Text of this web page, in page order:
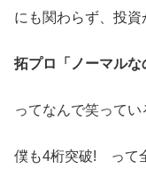
にも関わらず、投資
拓プロ「ノーマルな
ってなんで笑ってい
僕も4桁突破! って